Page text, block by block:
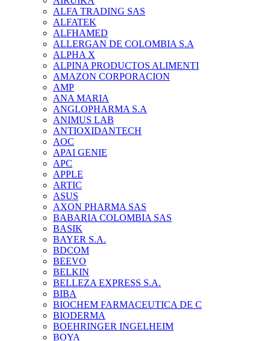
ALFA TRADING SAS
ALFATEK
ALFHAMED
ALLERGAN DE COLOMBIA S.A
ALPHA X
ALPINA PRODUCTOS ALIMENTI
AMAZON CORPORACION
AMP
ANA MARIA
ANGLOPHARMA S.A
ANIMUS LAB
ANTIOXIDANTECH
AOC
APAI GENIE
APC
APPLE
ARTIC
ASUS
AXON PHARMA SAS
BABARIA COLOMBIA SAS
BASIK
BAYER S.A.
BDCOM
BEEVO
BELKIN
BELLEZA EXPRESS S.A.
BIBA
BIOCHEM FARMACEUTICA DE C
BIODERMA
BOEHRINGER INGELHEIM
BOYA